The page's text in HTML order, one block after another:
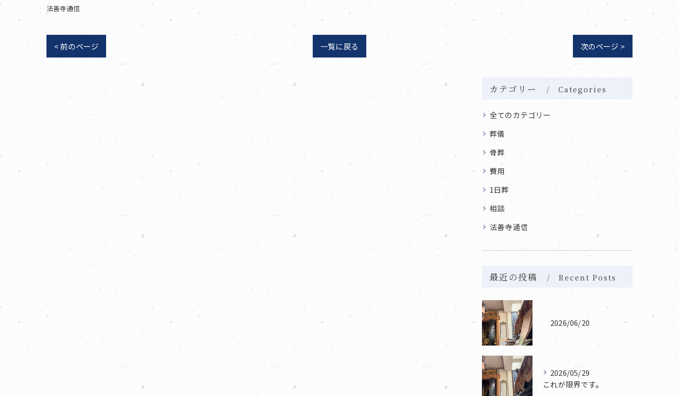
法善寺通信
< 前のページ 一覧に戻る 次のページ >
カテゴリー Categories
全てのカテゴリー
葬儀
骨葬
費用
1日葬
相談
法善寺通信
最近の投稿 Recent Posts
2026/06/20
2026/05/29
これが限界です。